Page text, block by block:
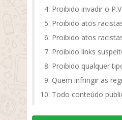
Proibido invadir o
Proibido atos
Proibido atos
Proibido links
Proibido qualquer
Quem infringir as
Todo conteúdo